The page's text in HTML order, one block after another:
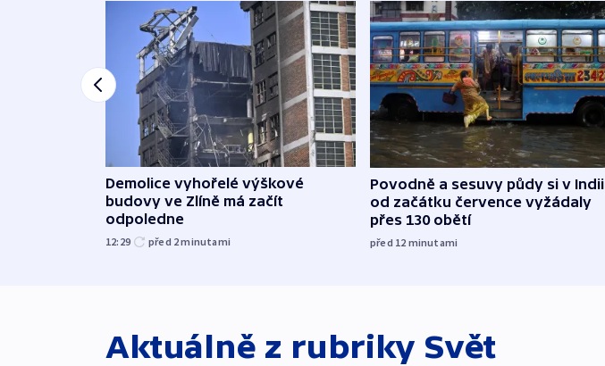
Demolice vyhořelé výškové
budovy ve Zlíně má začít
odpoledne
12:29 před 2minutami
Povodně a sesuvy půdy si v Indii
od začátku července vyžádaly
přes 130 obětí
před 12 minutami
Aktuálně z rubriky Svět